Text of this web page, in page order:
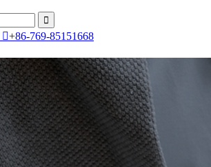

+86-769-85151668